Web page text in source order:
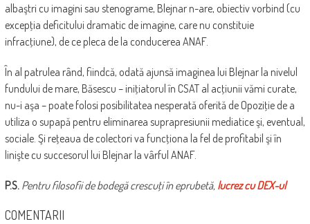
albaştri cu imagini sau stenograme, Blejnar n-are, obiectiv vorbind (cu
excepţia deficitului dramatic de imagine, care nu constituie
infracţiune), de ce pleca de la conducerea ANAF.
În al patrulea rând, fiindcă, odată ajunsă imaginea lui Blejnar la nivelul
fundului de mare, Băsescu – iniţiatorul în CSAT al acţiunii vămi curate,
nu-i aşa – poate folosi posibilitatea nesperată oferită de Opoziţie de a
utiliza o supapă pentru eliminarea suprapresiunii mediatice şi, eventual,
sociale. Şi reţeaua de colectori va funcţiona la fel de profitabil şi în
linişte cu succesorul lui Blejnar la vârful ANAF.
P.S. Pentru filosofii de bodegă crescuţi în eprubetă, lucrez cu DEX-ul
COMENTARII